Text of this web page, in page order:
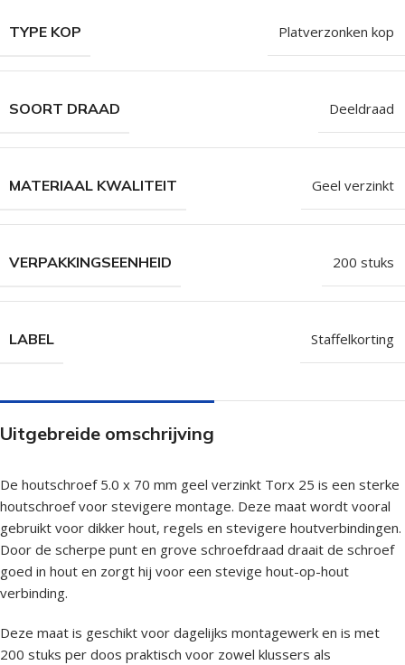
TYPE KOP Platverzonken kop
SOORT DRAAD Deeldraad
MATERIAAL KWALITEIT Geel verzinkt
VERPAKKINGSEENHEID 200 stuks
LABEL Staffelkorting
Uitgebreide omschrijving
De houtschroef 5.0 x 70 mm geel verzinkt Torx 25 is een sterke
houtschroef voor stevigere montage. Deze maat wordt vooral
gebruikt voor dikker hout, regels en stevigere houtverbindingen.
Door de scherpe punt en grove schroefdraad draait de schroef
goed in hout en zorgt hij voor een stevige hout-op-hout
verbinding.
Deze maat is geschikt voor dagelijks montagewerk en is met
200 stuks per doos praktisch voor zowel klussers als